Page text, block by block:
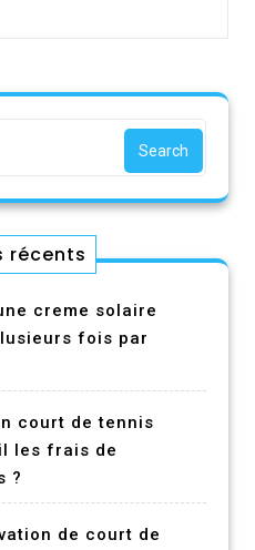
Search
récents
creme solaire
fois par
court de tennis
les frais de
?
de court de